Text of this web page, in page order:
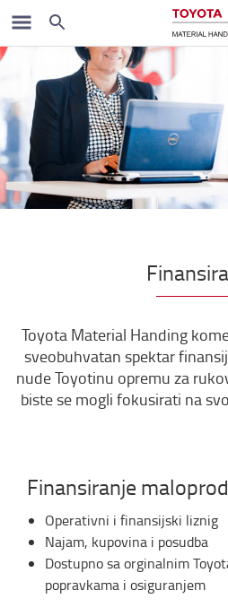
Toyota Material Handing
sveobuhvatan spektar
nude Toyotinu opremu za
biste se mogli fokusirati na
Finansiranje
Operativni i finansijski liznig
Najam, kupovina i posudba
Dostupno sa orginalnim
popravkama i osiguranjem